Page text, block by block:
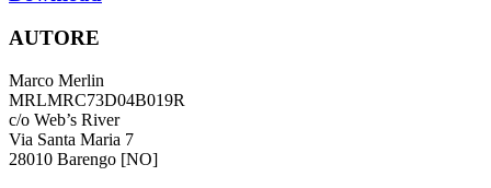
AUTORE
Marco Merlin
MRLMRC73D04B019R
c/o Web’s River
Via Santa Maria 7
28010 Barengo [NO]